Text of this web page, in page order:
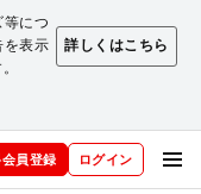
等につ
を表示
詳しくはこちら
員登録 ログイン